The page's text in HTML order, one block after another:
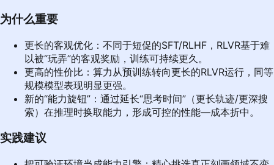
为什么重要
更长的客观优化：不同于短促的SFT/RLHF，RLVR基于难
以被“玩弄”的客观奖励，训练可持续更久。
更高的性价比：算力从预训练转向更长的RLVR运行，同等
规模模型表现明显更强。
新的“能力旋钮”：通过延长“思考时间”（更长轨迹/更深搜
索）在推理时换取能力，形成可控的性能—成本折中。
实践建议